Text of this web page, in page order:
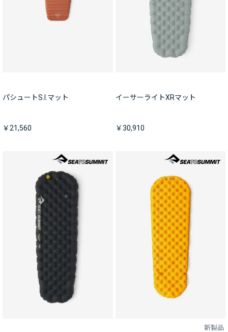
パシュートS.I.マット
￥21,560
イーサーライトXRマット
￥30,910
新製品